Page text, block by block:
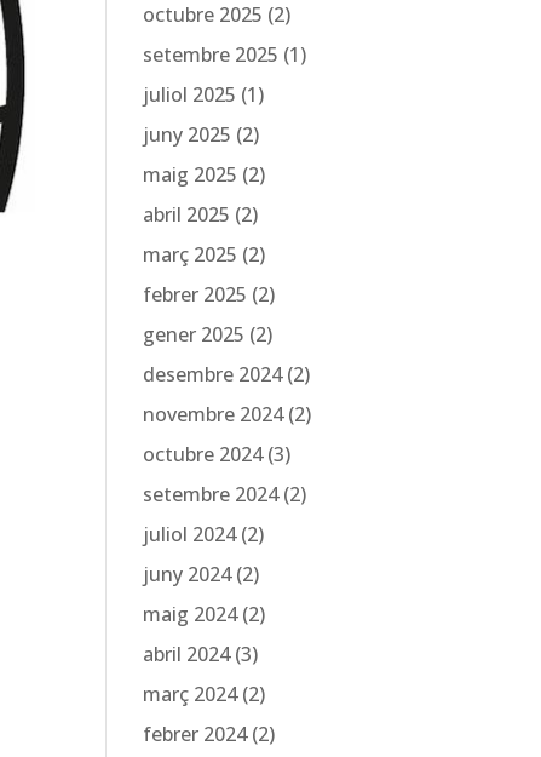
octubre 2025 (2)
setembre 2025 (1)
juliol 2025 (1)
juny 2025 (2)
maig 2025 (2)
abril 2025 (2)
març 2025 (2)
febrer 2025 (2)
gener 2025 (2)
desembre 2024(2)
novembre 2024(2)
octubre 2024(3)
setembre 2024(2)
juliol 2024(2)
juny 2024(2)
maig 2024(2)
abril 2024(3)
març 2024(2)
febrer 2024(2)